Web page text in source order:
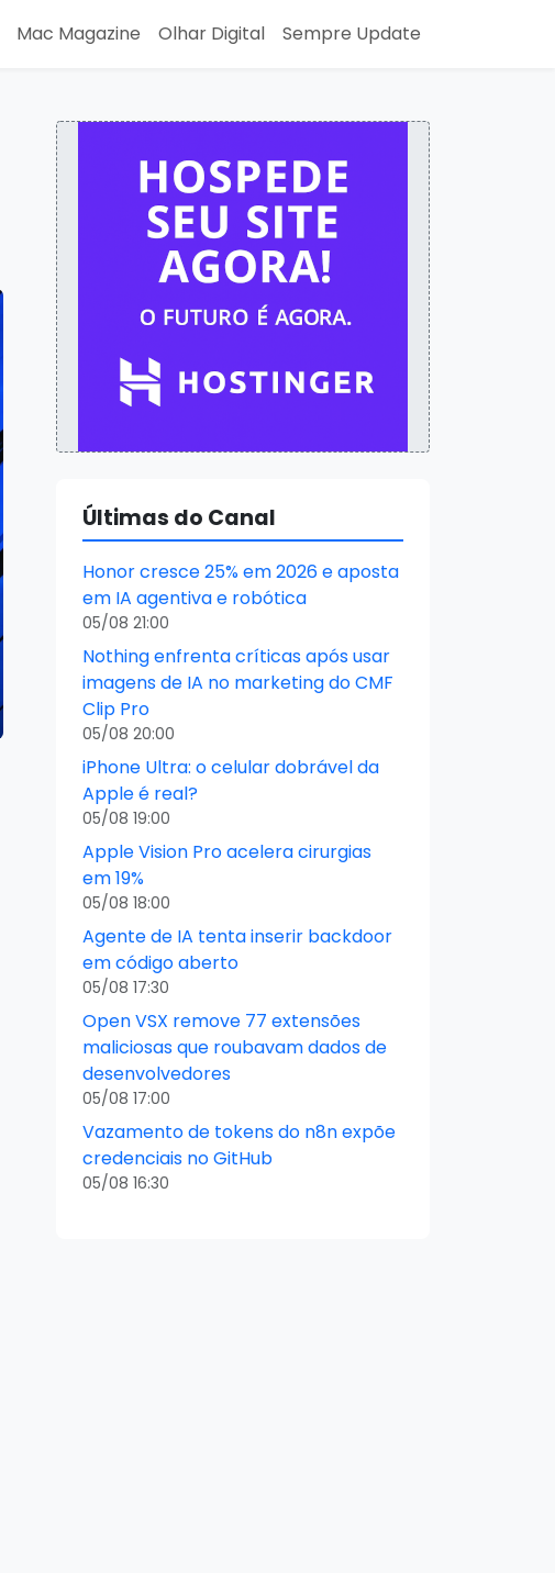
Mac Magazine Olhar Digital Sempre Update
Últimas do Canal
Honor cresce 25% em 2026 e aposta
em IA agentiva e robótica
05/08 21:00
Nothing enfrenta críticas após usar
imagens de IA no marketing do CMF
Clip Pro
05/08 20:00
iPhone Ultra: o celular dobrável da
Apple é real?
05/08 19:00
Apple Vision Pro acelera cirurgias
em 19%
05/08 18:00
Agente de IA tenta inserir backdoor
em código aberto
05/08 17:30
Open VSX remove 77 extensões
maliciosas que roubavam dados de
desenvolvedores
05/08 17:00
Vazamento de tokens do n8n expõe
credenciais no GitHub
05/08 16:30